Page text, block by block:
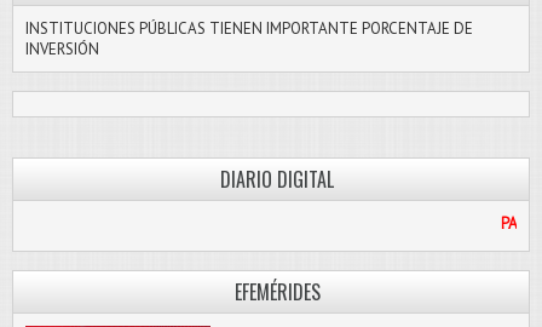
INSTITUCIONES PÚBLICAS TIENEN IMPORTANTE PORCENTAJE DE
INVERSIÓN
DIARIO DIGITAL
EFEMÉRIDES